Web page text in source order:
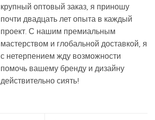
крупный оптовый заказ, я приношу
почти двадцать лет опыта в каждый
проект. С нашим премиальным
мастерством и глобальной доставкой, я
с нетерпением жду возможности
помочь вашему бренду и дизайну
действительно сиять!